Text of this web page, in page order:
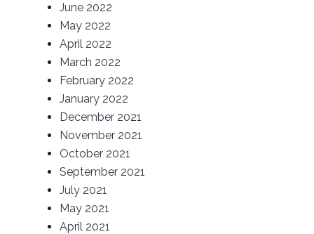
June 2022
May 2022
April 2022
March 2022
February 2022
January 2022
December 2021
November 2021
October 2021
September 2021
July 2021
May 2021
April 2021